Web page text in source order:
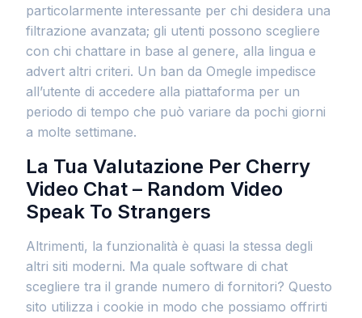
particolarmente interessante per chi desidera una
filtrazione avanzata; gli utenti possono scegliere
con chi chattare in base al genere, alla lingua e
advert altri criteri. Un ban da Omegle impedisce
all’utente di accedere alla piattaforma per un
periodo di tempo che può variare da pochi giorni
a molte settimane.
La Tua Valutazione Per Cherry
Video Chat – Random Video
Speak To Strangers
Altrimenti, la funzionalità è quasi la stessa degli
altri siti moderni. Ma quale software di chat
scegliere tra il grande numero di fornitori? Questo
sito utilizza i cookie in modo che possiamo offrirti